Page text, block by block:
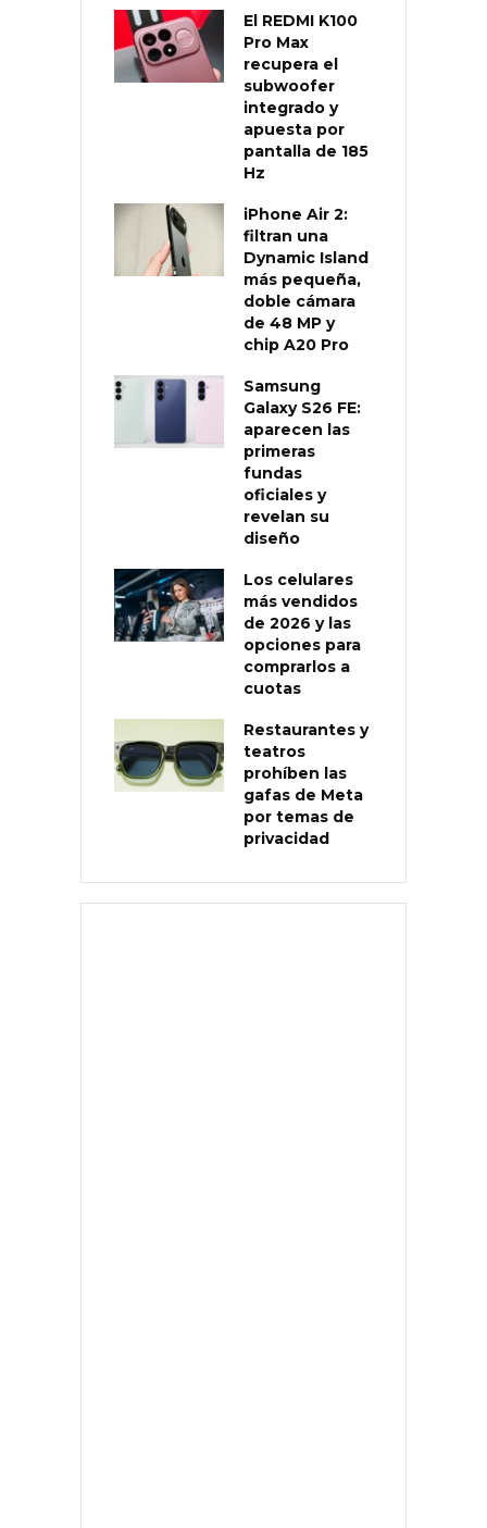
El REDMI K100
Pro Max
recupera el
subwoofer
integrado y
apuesta por
pantalla de 185
Hz
iPhone Air 2:
filtran una
Dynamic Island
más pequeña,
doble cámara
de 48 MP y
chip A20 Pro
Samsung
Galaxy S26 FE:
aparecen las
primeras
fundas
oficiales y
revelan su
diseño
Los celulares
más vendidos
de 2026 y las
opciones para
comprarlos a
cuotas
Restaurantes y
teatros
prohíben las
gafas de Meta
por temas de
privacidad